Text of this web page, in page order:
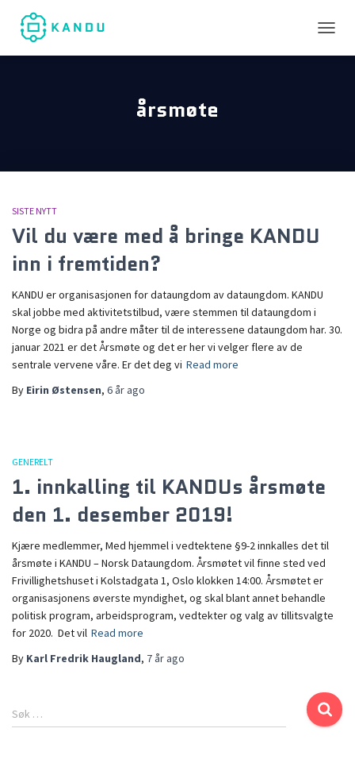
årsmøte
SISTE NYTT
Vil du være med å bringe KANDU
inn i fremtiden?
KANDU er organisasjonen for dataungdom av dataungdom. KANDU
skal jobbe med aktivitetstilbud, være stemmen til dataungdom i
Norge og bidra på andre måter til de interessene dataungdom har. 30.
januar 2021 er det Årsmøte og det er her vi velger flere av de
sentrale vervene våre. Er det deg vi Read more
By Eirin Østensen, 6 år ago
GENERELT
1. innkalling til KANDUs årsmøte
den 1. desember 2019!
Kjære medlemmer, Med hjemmel i vedtektene §9-2 innkalles det til
årsmøte i KANDU – Norsk Dataungdom. Årsmøtet vil finne sted ved
Frivillighetshuset i Kolstadgata 1, Oslo klokken 14:00. Årsmøtet er
organisasjonens øverste myndighet, og skal blant annet behandle
politisk program, arbeidsprogram, vedtekter og valg av tillitsvalgte
for 2020. Det vil Read more
By Karl Fredrik Haugland, 7 år ago
Søk …